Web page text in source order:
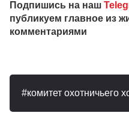
Подпишись на наш
публикуем главное из
комментариями
комитет охотничьего